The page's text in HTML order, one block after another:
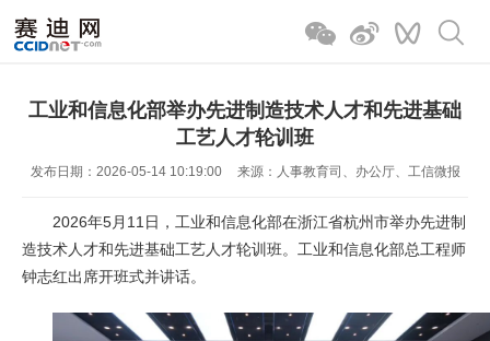
工业和信息化部举办先进制造技术人才和先进基础
工艺人才轮训班
发布日期：2026-05-14 10:19:00 来源：人事教育司、办公厅、工信微报
2026年5月11日，工业和信息化部在浙江省杭州市举办先进制
造技术人才和先进基础工艺人才轮训班。工业和信息化部总工程师
钟志红出席开班式并讲话。